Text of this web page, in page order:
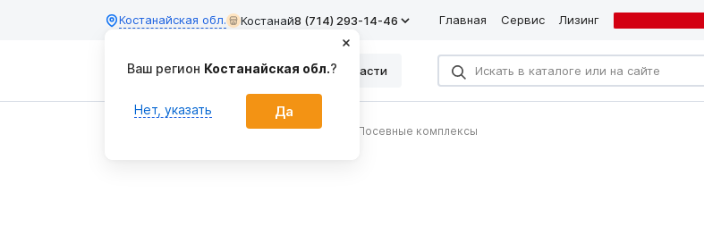
Костанайская обл. Костанай8 (714) 293-14-46 Главная Сервис Лизинг
Каталог Запчасти
Сеялки и посевные комплексы Посевные комплексы
Ваш регион Костанайская обл.?
Нет, указать Да